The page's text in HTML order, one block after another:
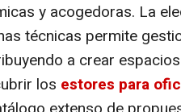
y acogedoras. La
técnicas permite
a crear
los estores para